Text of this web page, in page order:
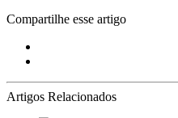
Compartilhe esse artigo
Artigos Relacionados